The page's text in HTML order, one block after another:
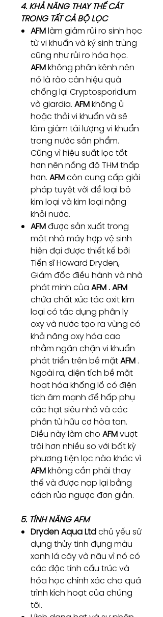
4. KHẢ NĂNG THAY THẾ CÁT
TRONG TẤT CẢ BỘ LỌC
AFMlàm giảm rủi ro sinh học
từ vi khuẩn và ký sinh trùng
cũng như rủi ro hóa học.
AFMkhông phân kênh nên
nó là rào cản hiệu quả
chống lại Cryptosporidium
và giardia. AFMkhông ủ
hoặc thải vi khuẩn và sẽ
làm giảm tải lượng vi khuẩn
trong nước sản phẩm.
Cũng vì hiệu suất lọc tốt
hơn nên nồng độ THM thấp
hơn. AFMcòn cung cấp giải
pháp tuyệt vời để loại bỏ
kim loại và kim loại nặng
khỏi nước.
AFMđược sản xuất trong
một nhà máy hợp vệ sinh
hiện đại được thiết kế bởi
Tiến sĩ Howard Dryden,
Giám đốc điều hành và nhà
phát minh của AFM . AFM
chứa chất xúc tác oxit kim
loại có tác dụng phân ly
oxy và nước tạo ra vùng có
khả năng oxy hóa cao
nhằm ngăn chặn vi khuẩn
phát triển trên bề mặtAFM .
Ngoài ra, diện tích bề mặt
hoạt hóa khổng lồ có điện
tích âm mạnh để hấp phụ
các hạt siêu nhỏ và các
phân tử hữu cơ hòa tan.
Điều này làm cho AFMvượt
trội hơn nhiều so với bất kỳ
phương tiện lọc nào khác vì
AFMkhông cần phải thay
thế và được nạp lại bằng
cách rửa ngược đơn giản.
5. TÍNH NĂNG AFM
Dryden Aqua Ltdchủ yếu sử
dụng thủy tinh đựng màu
xanh lá cây và nâu vì nó có
các đặc tính cấu trúc và
hóa học chính xác cho quá
trình kích hoạt của chúng
tôi.